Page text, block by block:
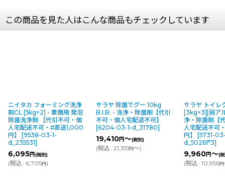
この商品を見た人はこんな商品もチェックしています
ニイタカ フォーミング洗浄
剤CL [5kg×2] - 業務用 発泡
除菌洗浄剤 【代引不可・個
人宅配送不可・#直送1,000
円】
[9538-03-1-
d_235531]
6,095円(税別)
(税込: 6,705円)
サラヤ 除菌でグー 10kg
B.I.B. - 洗浄・除菌剤【代引
不可・個人宅配送不可】
[6204-03-1-d_31780]
19,410円～(税別)
(税込: 21,351円～)
サラヤ トイレ
[3kg×3][弱ア
浄・除菌剤【
人宅配送不可
円】
[5731-
d_50261*3]
9,960円～(
(税込: 10,956円